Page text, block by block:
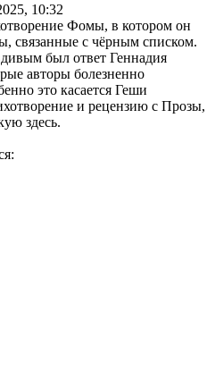
10:32
Фомы, в котором он
связанные с чёрным списком.
был ответ Геннадия
авторы болезненно
это касается Геши
и рецензию с Прозы,
здесь.